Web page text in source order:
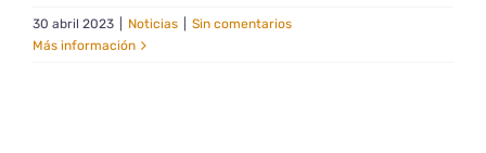
30 abril 2023 Noticias
Sin comentarios
Más información